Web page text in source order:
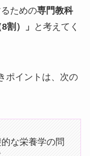
ための専門教科
割）」
と考えてく
ポイントは、次の
な栄養学の問